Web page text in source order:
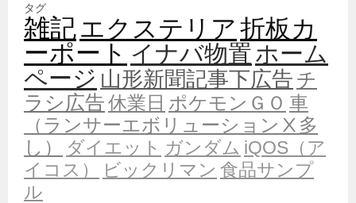
タグ
雑記エクステリア折板カ
ーポート イナバ物置ホーム
ページ 山形新聞記事下広告 チ
ラシ広告休業日 ポケモンＧＯ 車
（ランサーエボリューションⅩ多
し）
ダイエット ガンダム iQOS（ア
イコス）
ビックリマン 食品サンプ
ル